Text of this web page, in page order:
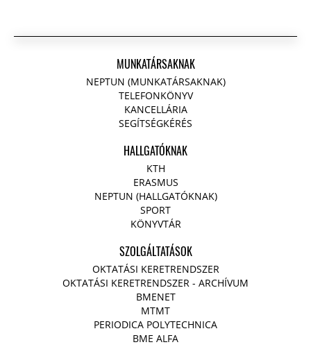
MUNKATÁRSAKNAK
NEPTUN (MUNKATÁRSAKNAK)
TELEFONKÖNYV
KANCELLÁRIA
SEGÍTSÉGKÉRÉS
HALLGATÓKNAK
KTH
ERASMUS
NEPTUN (HALLGATÓKNAK)
SPORT
KÖNYVTÁR
SZOLGÁLTATÁSOK
OKTATÁSI KERETRENDSZER
OKTATÁSI KERETRENDSZER - ARCHÍVUM
BMENET
MTMT
PERIODICA POLYTECHNICA
BME ALFA